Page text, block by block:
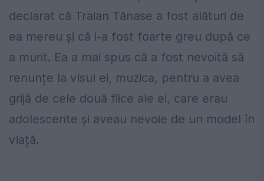
declarat că Traian Tănase a fost alături de
ea mereu și că i-a fost foarte greu după ce
a murit. Ea a mai spus că a fost nevoită să
renunțe la visul ei, muzica, pentru a avea
grijă de cele două fiice ale ei, care erau
adolescente și aveau nevoie de un model în
viață.